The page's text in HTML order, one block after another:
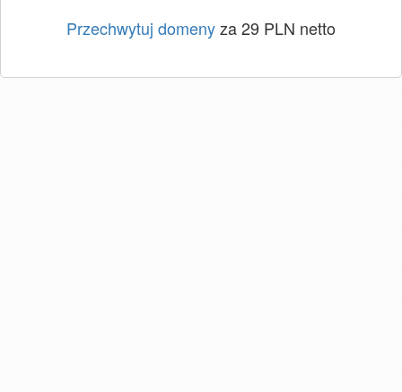
Przechwytuj domenyza 29 PLN netto